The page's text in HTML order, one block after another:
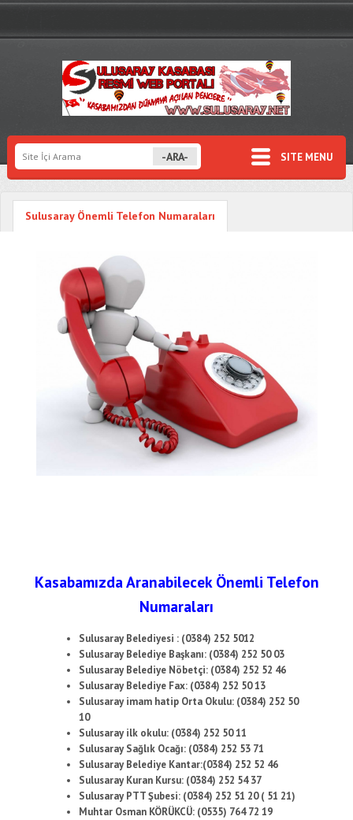
SITE MENU
Sulusaray Önemli Telefon Numaraları
Kasabamızda Aranabilecek Önemli Telefon
Numaraları
Sulusaray Belediyesi : (0384) 252 5012
Sulusaray Belediye Başkanı: (0384) 252 50 03
Sulusaray Belediye Nöbetçi: (0384) 252 52 46
Sulusaray Belediye Fax: (0384) 252 50 13
Sulusaray imam hatip Orta Okulu: (0384) 252 50
10
Sulusaray ilk okulu: (0384) 252 50 11
Sulusaray Sağlık Ocağı: (0384) 252 53 71
Sulusaray Belediye Kantar:(0384) 252 52 46
Sulusaray Kuran Kursu: (0384) 252 54 37
Sulusaray PTT Şubesi: (0384) 252 51 20 ( 51 21)
Muhtar Osman KÖRÜKCÜ: (0535) 764 72 19